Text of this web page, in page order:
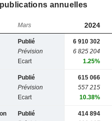
annuelles
Mars 2024
Publié
Prévision
Ecart
6 910 302
6 825 204
1.25%
Publié
Prévision
Ecart
615 066
557 215
10.38%
Publié
414 894